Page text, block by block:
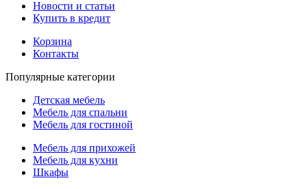
Новости и статьи
Купить в кредит
Корзина
Контакты
Популярные категории
Детская мебель
Мебель для спальни
Мебель для гостиной
Мебель для прихожей
Мебель для кухни
Шкафы